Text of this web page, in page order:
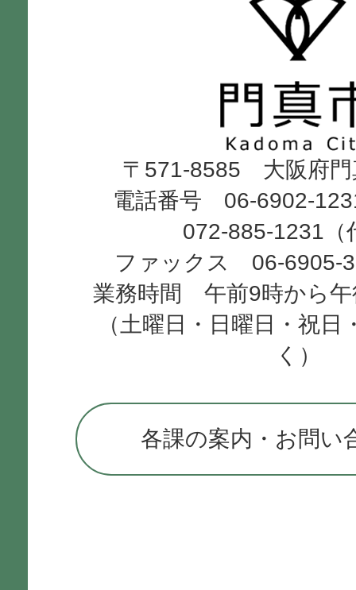
市
Kadoma
City
〒571-8585 大阪府門
電話番号 06-6902-
072-885-1231（
ファックス 06-6905-
業務時間 午前9時から午
（土曜日・日曜日・祝日
く）
各課の案内・お問い